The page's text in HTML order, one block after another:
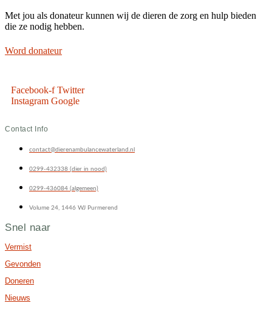
Met jou als donateur kunnen wij de dieren de zorg en hulp bieden
die ze nodig hebben.
Word donateur
Facebook-f Twitter
Instagram Google
Contact Info
contact@dierenambulancewaterland.nl
0299-432338 (dier in nood)
0299-436084 (algemeen)
Volume 24, 1446 WJ Purmerend
Snel naar
Vermist
Gevonden
Doneren
Nieuws